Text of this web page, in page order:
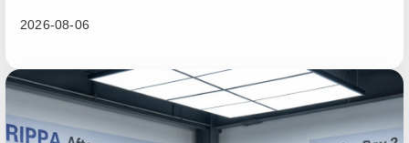
2026-08-06